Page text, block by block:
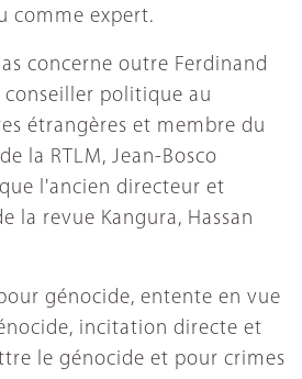
comme expert.
concerne outre Ferdinand
conseiller politique au
étrangères et membre du
la RTLM, Jean-Bosco
l'ancien directeur et
la revue Kangura, Hassan
génocide, entente en vue
incitation directe et
le génocide et pour crimes